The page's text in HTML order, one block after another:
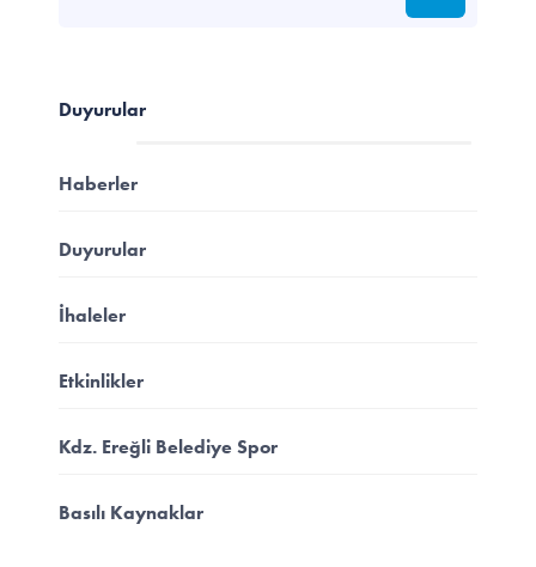
Duyurular
Haberler
Duyurular
İhaleler
Etkinlikler
Kdz. Ereğli Belediye Spor
Basılı Kaynaklar